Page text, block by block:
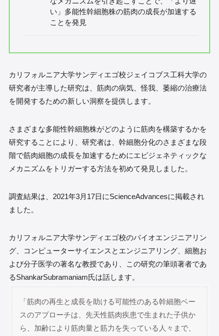
い」多能性幹細胞株の筋肉の成長が加速する
ことを発見
カリフォルニア大学サンディエゴ校ジェイコブス工科大学の
研究者が主導した研究は、筋肉の病気、怪我、萎縮の治療法
を開発するための新しい洞察を提供します。
さまざまな多能性幹細胞株がどのように筋肉を構築するかを
研究することにより、研究者は、幹細胞分化のさまざまな段
階で筋肉細胞の成長を加速するためにエピジェネティックな
メカニズムをトリガーする方法を初めて発見しました。
調査結果は、2021年3月17日にScienceAdvancesに掲載され
ました。
カリフォルニア大学サンディエゴ校のバイオエンジニアリン
グ、コンピューターサイエンスとエンジニアリング、細胞お
よび分子医学の著名な教授であり、この研究の筆頭著者であ
るShankarSubramaniam氏は話します。
「筋肉の再生と成長を助ける可能性のある幹細胞ベー
スのアプローチは、先天性筋肉疾患で生まれた子供か
ら、加齢により筋肉量と筋力を失っている人々まで、